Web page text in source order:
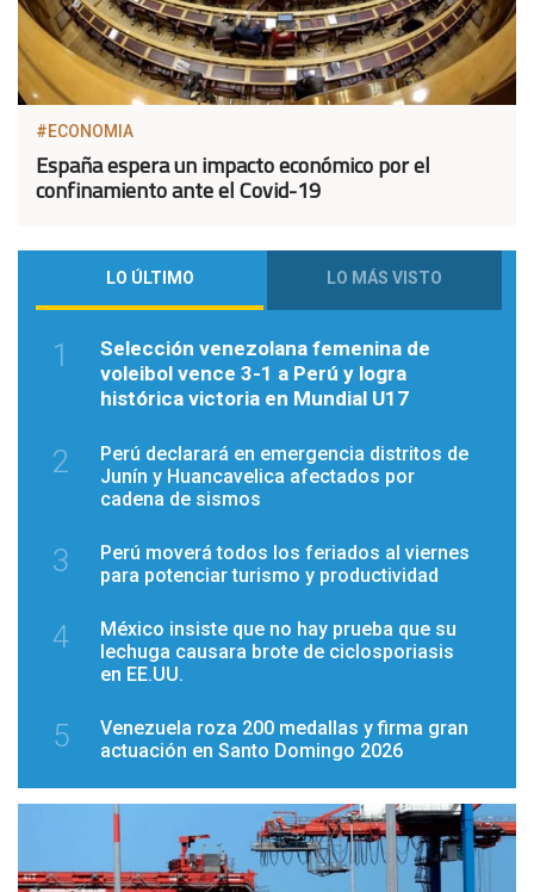
#ECONOMIA
España espera un impacto económico por el
confinamiento ante el Covid-19
LO ÚLTIMO LO MÁS VISTO
1
Selección venezolana femenina de
voleibol vence 3-1 a Perú y logra
histórica victoria en Mundial U17
2
Perú declarará en emergencia distritos de
Junín y Huancavelica afectados por
cadena de sismos
3
Perú moverá todos los feriados al viernes
para potenciar turismo y productividad
4
México insiste que no hay prueba que su
lechuga causara brote de ciclosporiasis
en EE.UU.
5
Venezuela roza 200 medallas y firma gran
actuación en Santo Domingo 2026